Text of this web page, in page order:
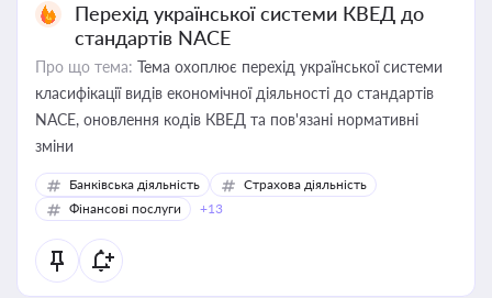
Перехід української системи КВЕД до
стандартів NACE
Про що тема: Тема охоплює перехід української системи
класифікації видів економічної діяльності до стандартів
NACE, оновлення кодів КВЕД та пов'язані нормативні
зміни
Банківська діяльність
Страхова діяльність
Фінансові послуги
+13